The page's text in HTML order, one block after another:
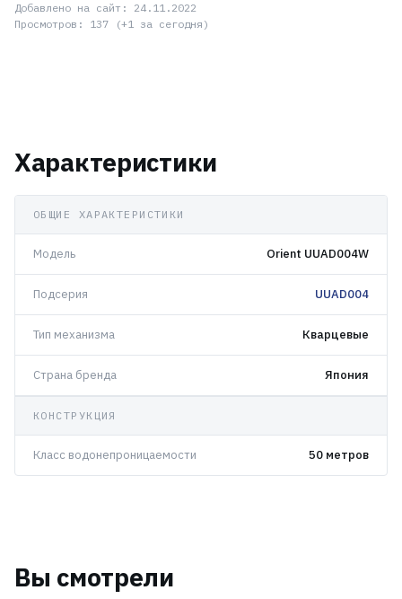
Добавлено на сайт: 24.11.2022
Просмотров: 137 (+1 за сегодня)
Характеристики
ОБЩИЕ ХАРАКТЕРИСТИКИ
Модель Orient UUAD004W
Подсерия UUAD004
Тип механизма Кварцевые
Страна бренда Япония
КОНСТРУКЦИЯ
Класс водонепроницаемости 50 метров
Вы смотрели